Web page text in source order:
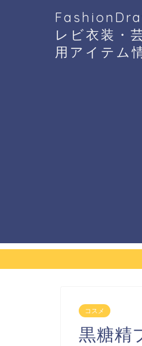
レビ衣装・
用アイテム
コスメ
黒糖精